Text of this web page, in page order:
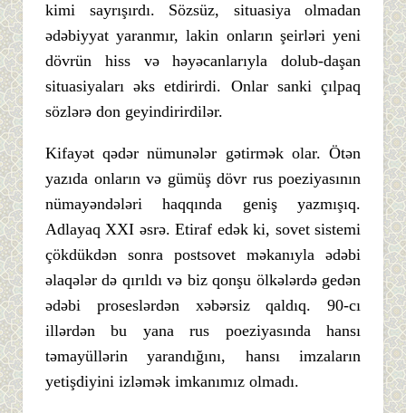
kimi sayrışırdı. Sözsüz, situasiya olmadan
ədəbiyyat yaranmır, lakin onların şeirləri yeni
dövrün hiss və həyəcanlarıyla dolub-daşan
situasiyaları əks etdirirdi. Onlar sanki çılpaq
sözlərə don geyindirirdilər.
Kifayət qədər nümunələr gətirmək olar. Ötən
yazıda onların və gümüş dövr rus poeziyasının
nümayəndələri haqqında geniş yazmışıq.
Adlayaq XXI əsrə. Etiraf edək ki, sovet sistemi
çökdükdən sonra postsovet məkanıyla ədəbi
əlaqələr də qırıldı və biz qonşu ölkələrdə gedən
ədəbi proseslərdən xəbərsiz qaldıq. 90-cı
illərdən bu yana rus poeziyasında hansı
təmayüllərin yarandığını, hansı imzaların
yetişdiyini izləmək imkanımız olmadı.